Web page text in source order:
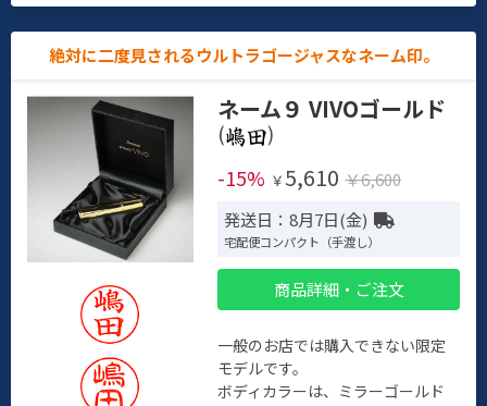
絶対に二度見されるウルトラゴージャスなネーム印。
ネーム９ VIVOゴールド
(
)
-15% ￥ 5,610 ￥6,600
発送日：8月7日(金)
宅配便コンパクト（手渡し）
商品詳細・ご注文
一般のお店では購入できない限定
モデルです。
ボディカラーは、ミラーゴールド